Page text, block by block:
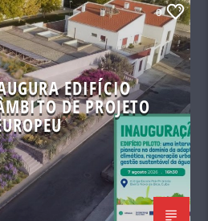
0
EDIFÍCIO
DE PROJETO